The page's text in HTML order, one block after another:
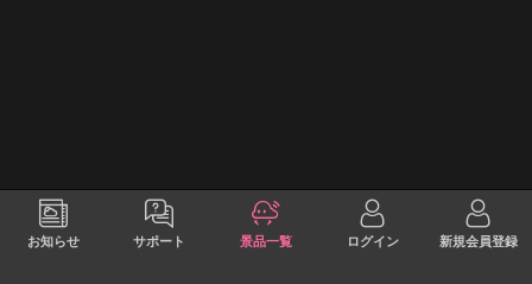
お知らせ サポート 景品一覧 ログイン 新規会員登録